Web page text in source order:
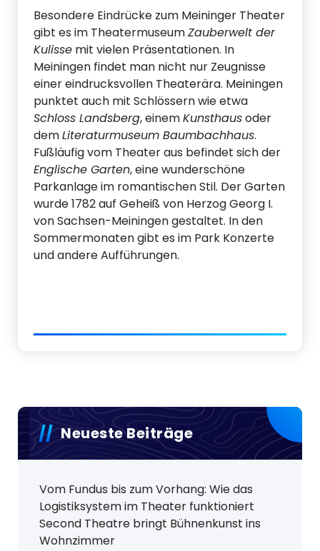
Besondere Eindrücke zum Meininger Theater
gibt es im TheatermuseumZauberwelt der
Kulisse mit vielen Präsentationen. In
Meiningen findet man nicht nur Zeugnisse
einer eindrucksvollen Theaterära. Meiningen
punktet auch mit Schlössern wie etwa
Schloss Landsberg, einemKunsthausoder
demLiteraturmuseum Baumbachhaus.
Fußläufig vom Theater aus befindet sich der
Englische Garten, eine wunderschöne
Parkanlage im romantischen Stil. Der Garten
wurde 1782 auf Geheiß von Herzog Georg I.
von Sachsen-Meiningen gestaltet. In den
Sommermonaten gibt es im Park Konzerte
und andere Aufführungen.
Neueste Beiträge
Vom Fundus bis zum Vorhang: Wie das
Logistiksystem im Theater funktioniert
Second Theatre bringt Bühnenkunst ins
Wohnzimmer